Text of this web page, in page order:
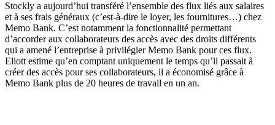
Stockly a aujourd’hui transféré l’ensemble des flux liés aux salaires
et à ses frais généraux (c’est-à-dire le loyer, les fournitures…) chez
Memo Bank. C’est notamment la fonctionnalité permettant
d’accorder aux collaborateurs des accès avec des droits différents
qui a amené l’entreprise à privilégier Memo Bank pour ces flux.
Eliott estime qu’en comptant uniquement le temps qu’il passait à
créer des accès pour ses collaborateurs, il a économisé grâce à
Memo Bank plus de 20 heures de travail en un an.